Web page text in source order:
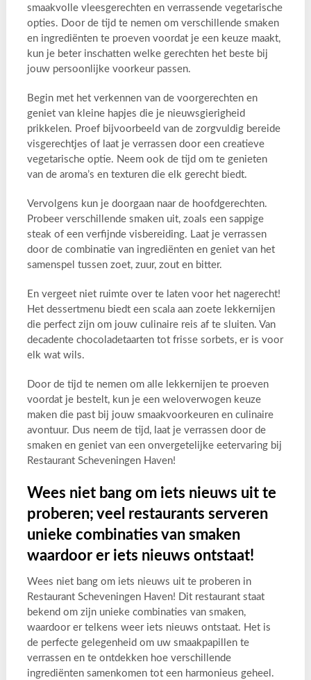
smaakvolle vleesgerechten en verrassende vegetarische
opties. Door de tijd te nemen om verschillende smaken
en ingrediënten te proeven voordat je een keuze maakt,
kun je beter inschatten welke gerechten het beste bij
jouw persoonlijke voorkeur passen.
Begin met het verkennen van de voorgerechten en
geniet van kleine hapjes die je nieuwsgierigheid
prikkelen. Proef bijvoorbeeld van de zorgvuldig bereide
visgerechtjes of laat je verrassen door een creatieve
vegetarische optie. Neem ook de tijd om te genieten
van de aroma’s en texturen die elk gerecht biedt.
Vervolgens kun je doorgaan naar de hoofdgerechten.
Probeer verschillende smaken uit, zoals een sappige
steak of een verfijnde visbereiding. Laat je verrassen
door de combinatie van ingrediënten en geniet van het
samenspel tussen zoet, zuur, zout en bitter.
En vergeet niet ruimte over te laten voor het nagerecht!
Het dessertmenu biedt een scala aan zoete lekkernijen
die perfect zijn om jouw culinaire reis af te sluiten. Van
decadente chocoladetaarten tot frisse sorbets, er is voor
elk wat wils.
Door de tijd te nemen om alle lekkernijen te proeven
voordat je bestelt, kun je een weloverwogen keuze
maken die past bij jouw smaakvoorkeuren en culinaire
avontuur. Dus neem de tijd, laat je verrassen door de
smaken en geniet van een onvergetelijke eetervaring bij
Restaurant Scheveningen Haven!
Wees niet bang om iets nieuws uit te
proberen; veel restaurants serveren
unieke combinaties van smaken
waardoor er iets nieuws ontstaat!
Wees niet bang om iets nieuws uit te proberen in
Restaurant Scheveningen Haven! Dit restaurant staat
bekend om zijn unieke combinaties van smaken,
waardoor er telkens weer iets nieuws ontstaat. Het is
de perfecte gelegenheid om uw smaakpapillen te
verrassen en te ontdekken hoe verschillende
ingrediënten samenkomen tot een harmonieus geheel.